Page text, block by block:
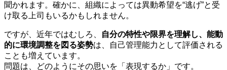
聞かれます。確かに、組織によっては異動希望を“逃げ”と受
け取る上司もいるかもしれません。
ですが、近年ではむしろ、
自分の特性や限界を理解し、能動
的に環境調整を図る姿勢は、自己管理能力として評価される
ことも増えています。
問題は、どのようにその思いを「表現するか」です。